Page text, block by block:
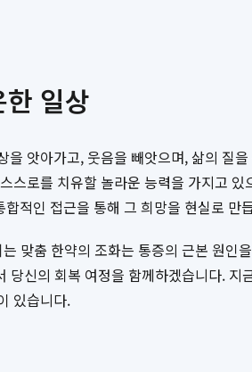
일상
앗아가고, 웃음을 빼앗으며, 삶의
로를 치유할 놀라운 능력을 가지고
적인 접근을 통해 그 희망을 현실로 만
맞춤 한약의 조화는 통증의 근본 원
당신의 회복 여정을 함께하겠습니다.
있습니다.